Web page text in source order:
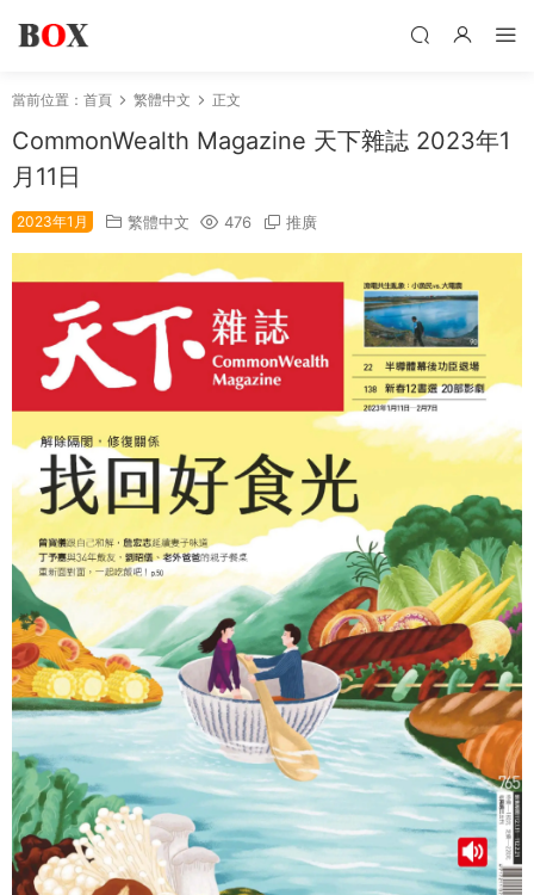
當前位置： 首頁 繁體中文 正文
CommonWealth Magazine 天下雜誌 2023年1
月11日
2023年1月 繁體中文 476 推廣